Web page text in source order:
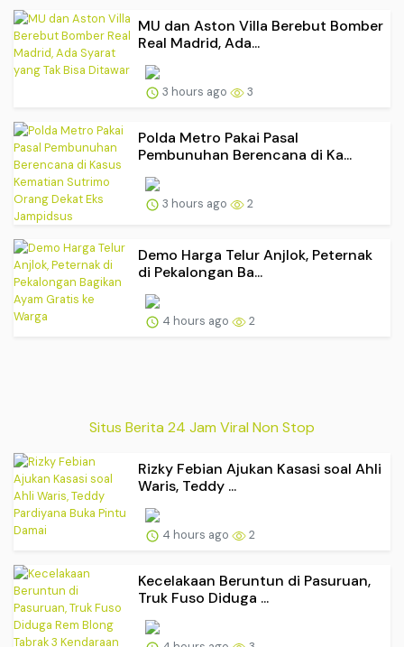
MU dan Aston Villa Berebut Bomber
Real Madrid, Ada...
3 hours ago 3
Polda Metro Pakai Pasal
Pembunuhan Berencana di Ka...
3 hours ago 2
Demo Harga Telur Anjlok, Peternak
di Pekalongan Ba...
4 hours ago 2
Situs Berita 24 Jam Viral Non Stop
Rizky Febian Ajukan Kasasi soal Ahli
Waris, Teddy ...
4 hours ago 2
Kecelakaan Beruntun di Pasuruan,
Truk Fuso Diduga ...